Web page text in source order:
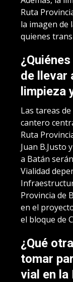
Ruta
la imagen de
quienes
de llevar
limpieza
Las tareas
cantero
Ruta
Juan B.Justo
a Batán
Vialidad
Provincia de
en el
el bloque de
¿Qué
tomar
vial en la